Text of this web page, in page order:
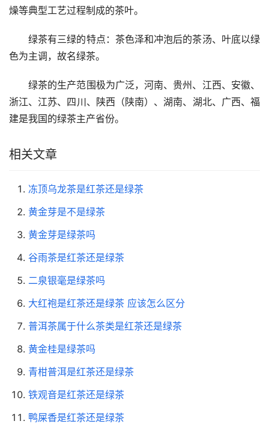
燥等典型工艺过程制成的茶叶。
绿茶有三绿的特点：茶色泽和冲泡后的茶汤、叶底以绿
色为主调，故名绿茶。
绿茶的生产范围极为广泛，河南、贵州、江西、安徽、
浙江、江苏、四川、陕西（陕南）、湖南、湖北、广西、福
建是我国的绿茶主产省份。
相关文章
冻顶乌龙茶是红茶还是绿茶
黄金芽是不是绿茶
黄金芽是绿茶吗
谷雨茶是红茶还是绿茶
二泉银毫是绿茶吗
大红袍是红茶还是绿茶 应该怎么区分
普洱茶属于什么茶类是红茶还是绿茶
黄金桂是绿茶吗
青柑普洱是红茶还是绿茶
铁观音是红茶还是绿茶
鸭屎香是红茶还是绿茶